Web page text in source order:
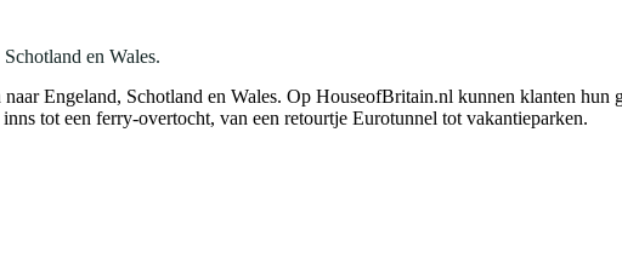
en Wales.
Engeland, Schotland en Wales. Op HouseofBritain.nl kunnen klanten hun
tot een ferry-overtocht, van een retourtje Eurotunnel tot vakantieparken.